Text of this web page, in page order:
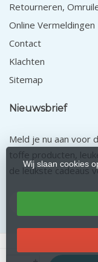
Wij slaan cookies
Retourneren,
Online Vermeldingen
Contact
Klachten
Sitemap
Nieuwsbrief
Meld je nu aan voor
toffe producten,
de leukste cadeaus